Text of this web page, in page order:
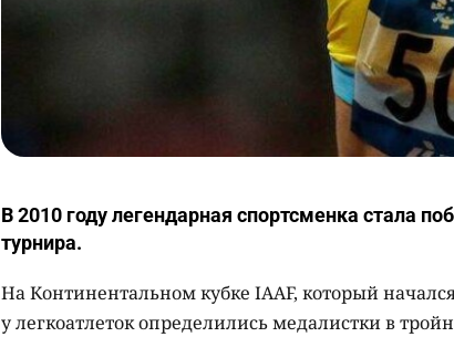
В 2010 году легендарная спортсменка стала
турнира.
На Континентальном кубке IAAF, который
у легкоатлеток определились медалистки в